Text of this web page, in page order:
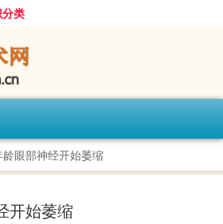
类
龄眼部神经开始萎缩
开始萎缩